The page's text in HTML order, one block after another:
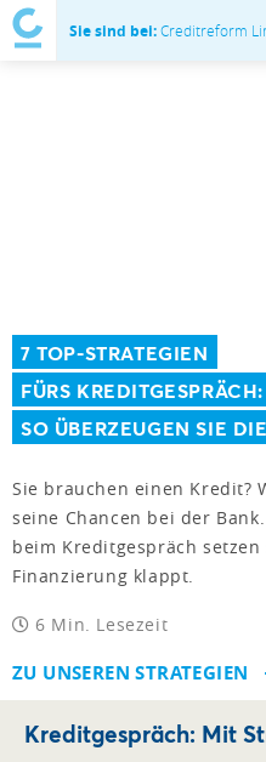
Sie sind bei:Creditreform
7 TOP-STRATEGIEN
FÜRS KREDITGESPRÄCH:
SO ÜBERZEUGEN SIE
Sie brauchen einen Kredit?
seine Chancen bei der
beim Kreditgespräch
Finanzierung klappt.
6 Min. Lesezeit
ZU UNSEREN STRATEGIEN
Kreditgespräch: Mit